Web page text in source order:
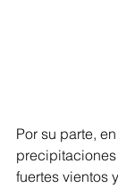
Por su parte,
fuertes vientos